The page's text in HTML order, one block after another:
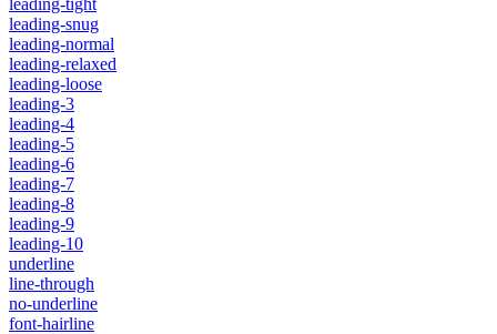
leading-snug
leading-normal
leading-relaxed
leading-loose
leading-3
leading-4
leading-5
leading-6
leading-7
leading-8
leading-9
leading-10
underline
line-through
no-underline
font-hairline